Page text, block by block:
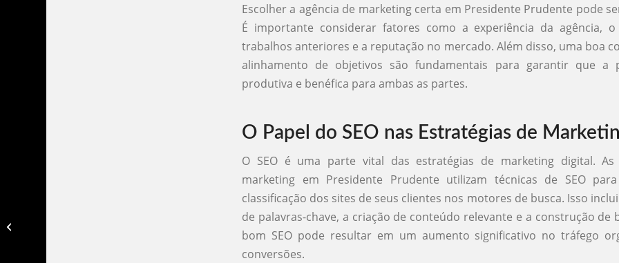
Escolher a agência de marketing certa em Presidente Prudente pode
É importante considerar fatores como a experiência da agência,
trabalhos anteriores e a reputação no mercado. Além disso, uma boa
alinhamento de objetivos são fundamentais para garantir que a
produtiva e benéfica para ambas as partes.
O Papel do SEO nas Estratégias de
O SEO é uma parte vital das estratégias de marketing digital. As
marketing em Presidente Prudente utilizam técnicas de SEO
classificação dos sites de seus clientes nos motores de busca. Isso
de palavras-chave, a criação de conteúdo relevante e a construção de
bom SEO pode resultar em um aumento significativo no tráfego
conversões.